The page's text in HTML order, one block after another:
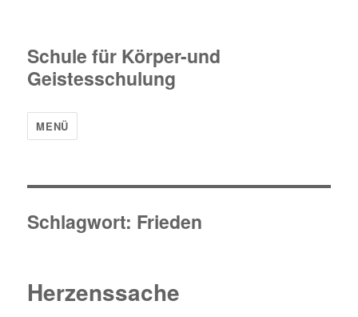
Schule für Körper-und
Geistesschulung
MENÜ
Schlagwort: Frieden
Herzenssache